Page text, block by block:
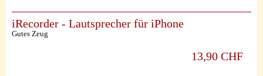
iRecorder - Lautsprecher für iPhone
Gutes Zeug
13,90 CHF